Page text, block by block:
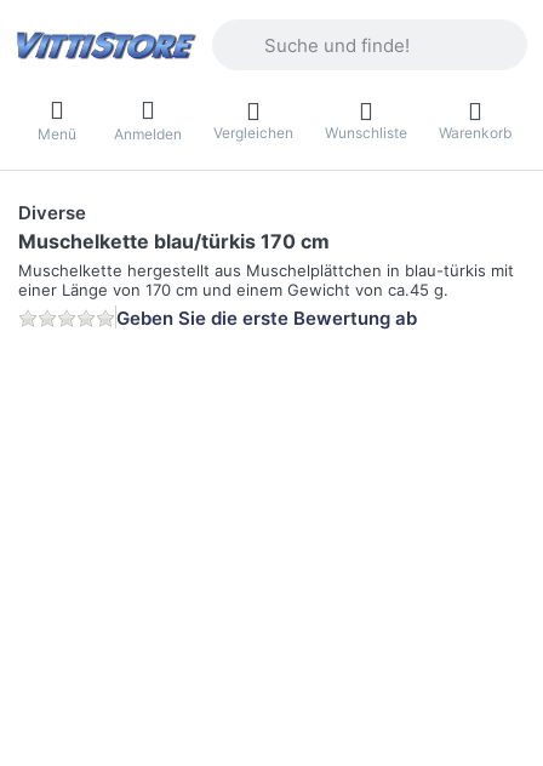
Menü Anmelden Vergleichen Wunschliste Warenkorb
Diverse
Muschelkette blau/türkis 170 cm
Muschelkette hergestellt aus Muschelplättchen in blau-türkis mit
einer Länge von 170 cm und einem Gewicht von ca.45 g.
Geben Sie die erste Bewertung ab